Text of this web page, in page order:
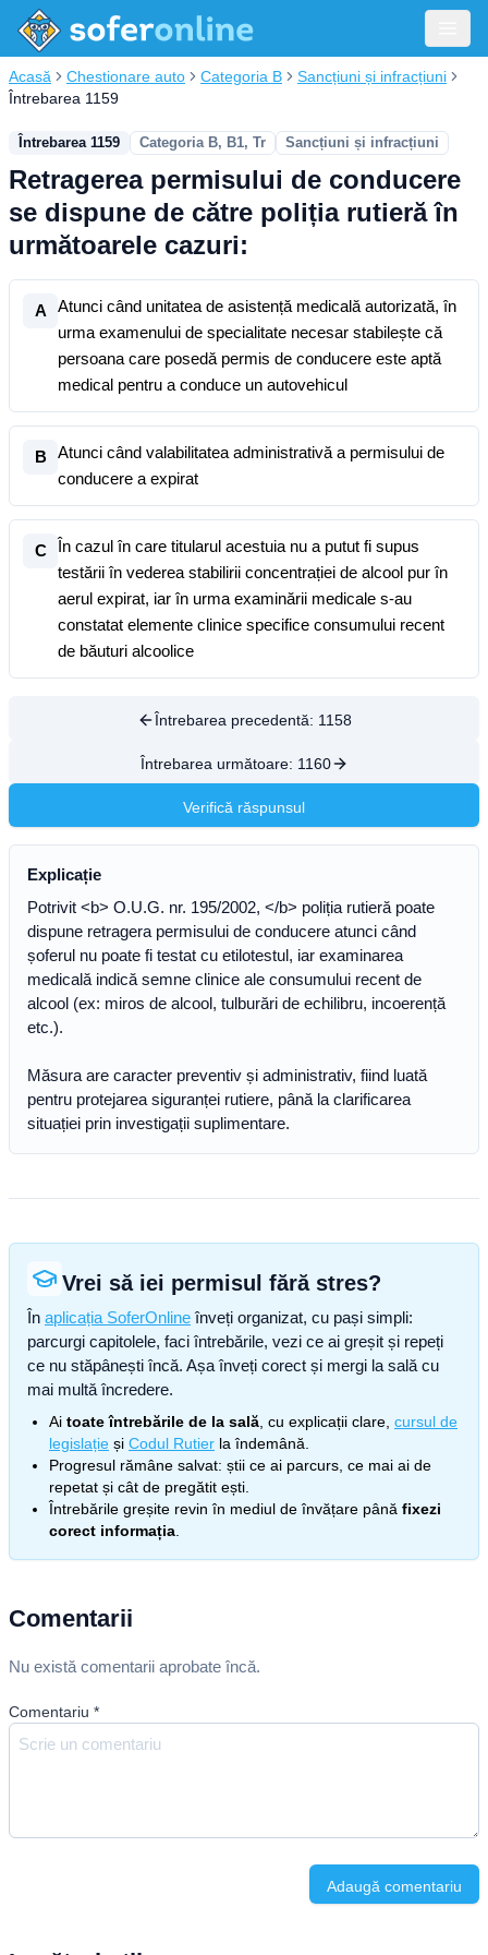
Acasă Chestionare auto Categoria B
Sancțiuni și infracțiuni
Întrebarea 1159
Întrebarea 1159 Categoria B, B1, Tr Sancțiuni și infracțiuni
Retragerea permisului de conducere
se dispune de către poliția rutieră în
următoarele cazuri:
A
Atunci când unitatea de asistență medicală autorizată, în
urma examenului de specialitate necesar stabilește că
persoana care posedă permis de conducere este aptă
medical pentru a conduce un autovehicul
B
Atunci când valabilitatea administrativă a permisului de
conducere a expirat
C
În cazul în care titularul acestuia nu a putut fi supus
testării în vederea stabilirii concentrației de alcool pur în
aerul expirat, iar în urma examinării medicale s-au
constatat elemente clinice specifice consumului recent
de băuturi alcoolice
Întrebarea precedentă: 1158
Întrebarea următoare: 1160
Verifică răspunsul
Explicație
Potrivit <b> O.U.G. nr. 195/2002, </b> poliția rutieră poate
dispune retragera permisului de conducere atunci când
șoferul nu poate fi testat cu etilotestul, iar examinarea
medicală indică semne clinice ale consumului recent de
alcool (ex: miros de alcool, tulburări de echilibru, incoerență
etc.).
Măsura are caracter preventiv și administrativ, fiind luată
pentru protejarea siguranței rutiere, până la clarificarea
situației prin investigații suplimentare.
Vrei să iei permisul fără stres?
În aplicația SoferOnline înveți organizat, cu pași simpli:
parcurgi capitolele, faci întrebările, vezi ce ai greșit și repeți
ce nu stăpânești încă. Așa înveți corect și mergi la sală cu
mai multă încredere.
Ai toate întrebările de la sală , cu explicații clare, cursul de
legislație și Codul Rutier la îndemână.
Progresul rămâne salvat: știi ce ai parcurs, ce mai ai de
repetat și cât de pregătit ești.
Întrebările greșite revin în mediul de învățare până fixezi
corect informația
Comentarii
Nu există comentarii aprobate încă.
Comentariu *
Adaugă comentariu